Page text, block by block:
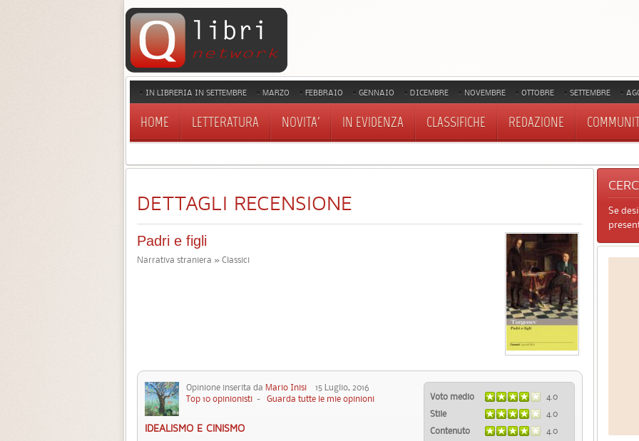
IN LIBRERIA IN SETTEMBRE MARZO FEBBRAIO GENNAIO DICEMBRE NOVEMBRE OTTOBRE SETTEMBRE
HOME LETTERATURA NOVITA' IN EVIDENZA CLASSIFICHE REDAZIONE
DETTAGLI RECENSIONE
Padri e figli
Narrativa straniera » Classici
Voto medio
4.0
Stile
4.0
Contenuto
4.0
Opinione inserita da Mario Inisi 15 Luglio, 2016
Top 10 opinionisti - Guarda tutte le mie opinioni
IDEALISMO E CINISMO
Se